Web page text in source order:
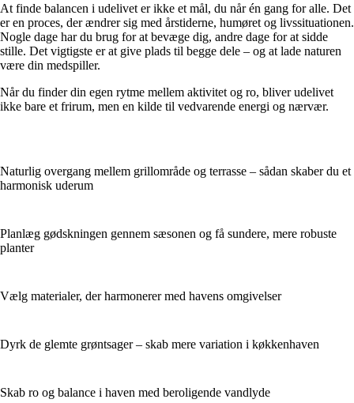
At finde balancen i udelivet er ikke et mål, du når én gang for alle. Det
er en proces, der ændrer sig med årstiderne, humøret og livssituationen.
Nogle dage har du brug for at bevæge dig, andre dage for at sidde
stille. Det vigtigste er at give plads til begge dele – og at lade naturen
være din medspiller.
Når du finder din egen rytme mellem aktivitet og ro, bliver udelivet
ikke bare et frirum, men en kilde til vedvarende energi og nærvær.
Naturlig overgang mellem grillområde og terrasse – sådan skaber du et
harmonisk uderum
Planlæg gødskningen gennem sæsonen og få sundere, mere robuste
planter
Vælg materialer, der harmonerer med havens omgivelser
Dyrk de glemte grøntsager – skab mere variation i køkkenhaven
Skab ro og balance i haven med beroligende vandlyde